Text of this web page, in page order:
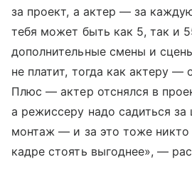
за проект, а актер — за
тебя может быть как 5, так и
дополнительные смены и
не платит, тогда как актеру —
Плюс — актер отснялся в
а режиссеру надо садиться
монтаж — и за это тоже никто
кадре стоять выгоднее», —